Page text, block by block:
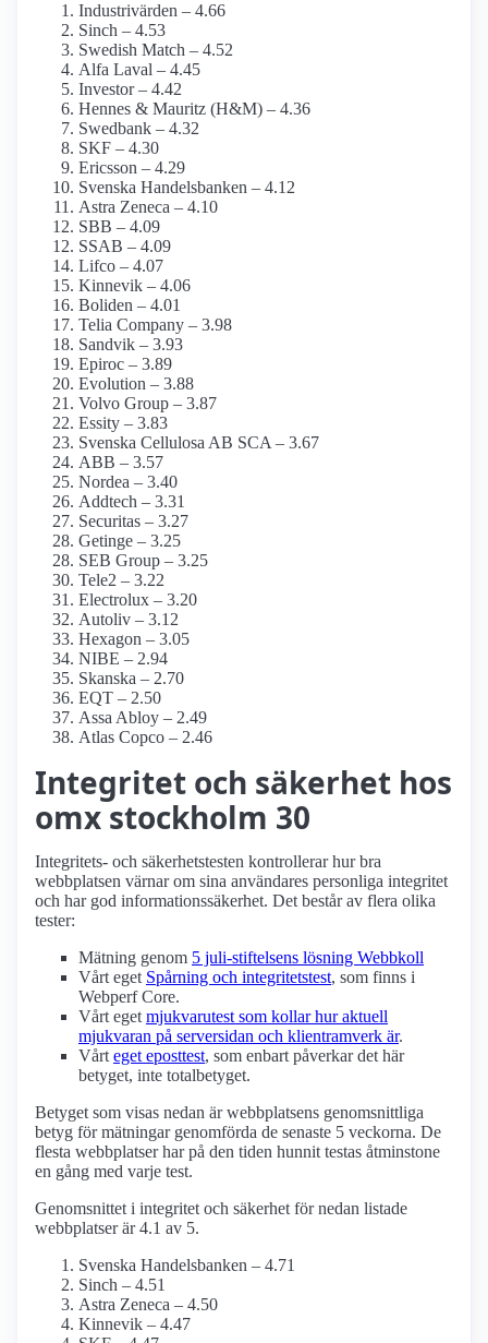
Industrivärden – 4.66
Sinch – 4.53
Swedish Match – 4.52
Alfa Laval – 4.45
Investor – 4.42
Hennes & Mauritz (H&M) – 4.36
Swedbank – 4.32
SKF – 4.30
Ericsson – 4.29
Svenska Handelsbanken – 4.12
Astra Zeneca – 4.10
SBB – 4.09
SSAB – 4.09
Lifco – 4.07
Kinnevik – 4.06
Boliden – 4.01
Telia Company – 3.98
Sandvik – 3.93
Epiroc – 3.89
Evolution – 3.88
Volvo Group – 3.87
Essity – 3.83
Svenska Cellulosa AB SCA – 3.67
ABB – 3.57
Nordea – 3.40
Addtech – 3.31
Securitas – 3.27
Getinge – 3.25
SEB Group – 3.25
Tele2 – 3.22
Electrolux – 3.20
Autoliv – 3.12
Hexagon – 3.05
NIBE – 2.94
Skanska – 2.70
EQT – 2.50
Assa Abloy – 2.49
Atlas Copco – 2.46
Integritet och säkerhet hos
omx stockholm 30
Integritets- och säkerhetstesten kontrollerar hur bra
webbplatsen värnar om sina användares personliga integritet
och har god informations­säkerhet. Det består av flera olika
tester:
Mätning genom 5 juli-stiftelsens lösning Webbkoll
Vårt eget Spårning och integritetstest, som finns i
Webperf Core.
Vårt eget mjukvarutest som kollar hur aktuell
mjukvaran på serversidan och klient­ramverk är.
Vårt eget eposttest, som enbart påverkar det här
betyget, inte totalbetyget.
Betyget som visas nedan är webbplatsens genomsnittliga
betyg för mätningar genomförda de senaste 5 veckorna. De
flesta webbplatser har på den tiden hunnit testas åtminstone
en gång med varje test.
Genomsnittet i integritet och säkerhet för nedan listade
webbplatser är 4.1 av 5.
Svenska Handelsbanken – 4.71
Sinch – 4.51
Astra Zeneca – 4.50
Kinnevik – 4.47